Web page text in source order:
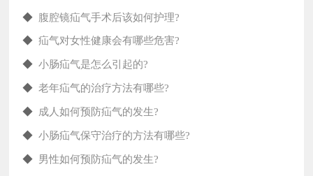
◆ 腹腔镜疝气手术后该如何护理?
◆疝气对女性健康会有哪些危害?
◆小肠疝气是怎么引起的?
◆老年疝气的治疗方法有哪些?
◆ 成人如何预防疝气的发生?
◆小肠疝气保守治疗的方法有哪些?
◆ 男性如何预防疝气的发生?